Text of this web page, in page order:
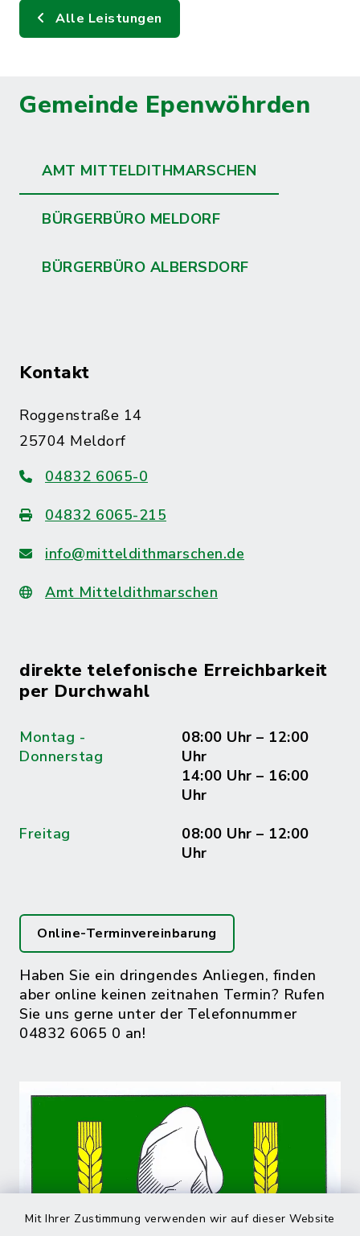
Mit Ihrer Zustimmung verwenden wir auf dieser Website
Alle Leistungen
Gemeinde Epenwöhrden
AMT MITTELDITHMARSCHEN
BÜRGERBÜRO MELDORF
BÜRGERBÜRO ALBERSDORF
Kontakt
Roggenstraße 14
25704 Meldorf
04832 6065-0
04832 6065-215
info@mitteldithmarschen.de
Amt Mitteldithmarschen
direkte telefonische Erreichbarkeit
per Durchwahl
Montag -
Donnerstag
08:00 Uhr – 12:00
Uhr
14:00 Uhr – 16:00
Uhr
Freitag
08:00 Uhr – 12:00
Uhr
Online-Terminvereinbarung
Haben Sie ein dringendes Anliegen, finden
aber online keinen zeitnahen Termin? Rufen
Sie uns gerne unter der Telefonnummer
04832 6065 0 an!